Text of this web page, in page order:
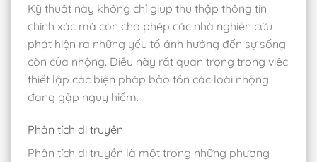
Kỹ thuật này không chỉ giúp thu thập thông tin
chính xác mà còn cho phép các nhà nghiên cứu
phát hiện ra những yếu tố ảnh hưởng đến sự sống
còn của nhộng. Điều này rất quan trọng trong việc
thiết lập các biện pháp bảo tồn các loài nhộng
đang gặp nguy hiểm.
Phân tích di truyền
Phân tích di truyền là một trong những phương